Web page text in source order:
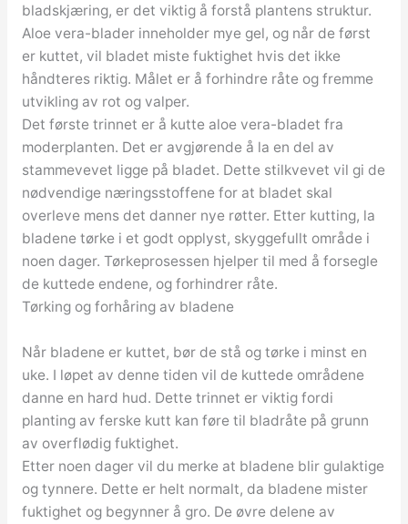
bladskjæring, er det viktig å forstå plantens struktur.
Aloe vera-blader inneholder mye gel, og når de først
er kuttet, vil bladet miste fuktighet hvis det ikke
håndteres riktig. Målet er å forhindre råte og fremme
utvikling av rot og valper.
Det første trinnet er å kutte aloe vera-bladet fra
moderplanten. Det er avgjørende å la en del av
stammevevet ligge på bladet. Dette stilkvevet vil gi de
nødvendige næringsstoffene for at bladet skal
overleve mens det danner nye røtter. Etter kutting, la
bladene tørke i et godt opplyst, skyggefullt område i
noen dager. Tørkeprosessen hjelper til med å forsegle
de kuttede endene, og forhindrer råte.
Tørking og forhåring av bladene
Når bladene er kuttet, bør de stå og tørke i minst en
uke. I løpet av denne tiden vil de kuttede områdene
danne en hard hud. Dette trinnet er viktig fordi
planting av ferske kutt kan føre til bladråte på grunn
av overflødig fuktighet.
Etter noen dager vil du merke at bladene blir gulaktige
og tynnere. Dette er helt normalt, da bladene mister
fuktighet og begynner å gro. De øvre delene av